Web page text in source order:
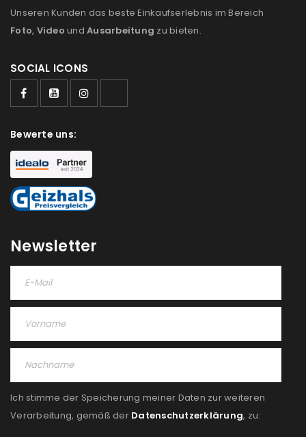
Benutzername oder E-Mail-Adresse
Passwort
Anmeldeformular geschützt durch
ANMELDEN
REGISTRIEREN
E-Mail-Adresse
deine E-Mail-Adresse gesendet.
Unseren Kunden das beste Einkaufserlebnis im Bereich
Foto, Video und Ausarbeitung zu bieten.
SOCIAL ICONS
Bewerte uns:
Newsletter
Ich stimme der Speicherung meiner Daten zur weiteren
Verarbeitung, gemäß der Datenschutzerklärung, zu: